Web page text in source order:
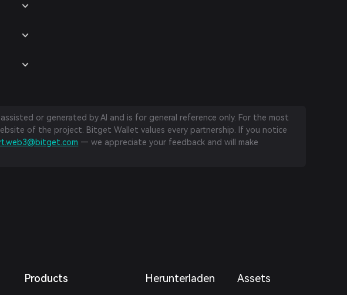
or generated by AI and is for general reference only. For the most
of the project. Bitget Wallet values every partnership. If you notice
— we appreciate your feedback and will make
Products Herunterladen Assets